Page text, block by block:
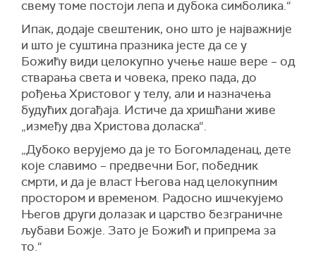
свему томе постоји лепа и дубока симболика.“
Ипак, додаје свештеник, оно што је најважније
и што је суштина празника јесте да се у
Божићу види целокупно учење наше вере – од
стварања света и човека, преко пада, до
рођења Христовог у телу, али и назначења
будућих догађаја. Истиче да хришћани живе
„између два Христова доласка“.
„Дубоко верујемо да је то Богомладенац, дете
које славимо – предвечни Бог, победник
смрти, и да је власт Његова над целокупним
простором и временом. Радосно ишчекујемо
Његов други долазак и царство безграничне
љубави Божје. Зато је Божић и припрема за
то.“